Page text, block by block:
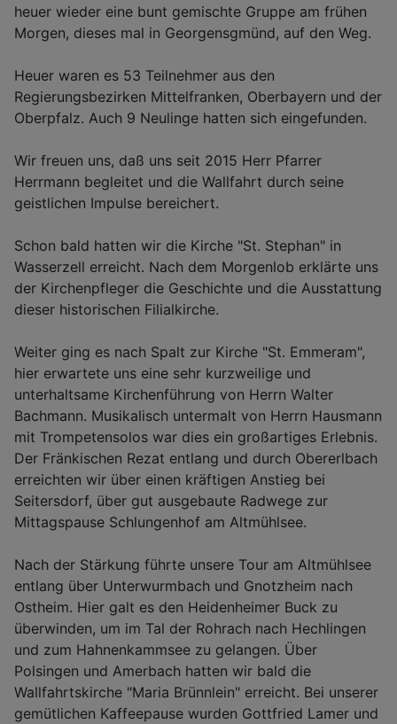
heuer wieder eine bunt gemischte Gruppe am frühen
Morgen, dieses mal in Georgensgmünd, auf den Weg.
Heuer waren es 53 Teilnehmer aus den
Regierungsbezirken Mittelfranken, Oberbayern und der
Oberpfalz. Auch 9 Neulinge hatten sich eingefunden.
Wir freuen uns, daß uns seit 2015 Herr Pfarrer
Herrmann begleitet und die Wallfahrt durch seine
geistlichen Impulse bereichert.
Schon bald hatten wir die Kirche "St. Stephan" in
Wasserzell erreicht. Nach dem Morgenlob erklärte uns
der Kirchenpfleger die Geschichte und die Ausstattung
dieser historischen Filialkirche.
Weiter ging es nach Spalt zur Kirche "St. Emmeram",
hier erwartete uns eine sehr kurzweilige und
unterhaltsame Kirchenführung von Herrn Walter
Bachmann. Musikalisch untermalt von Herrn Hausmann
mit Trompetensolos war dies ein großartiges Erlebnis.
Der Fränkischen Rezat entlang und durch Obererlbach
erreichten wir über einen kräftigen Anstieg bei
Seitersdorf, über gut ausgebaute Radwege zur
Mittagspause Schlungenhof am Altmühlsee.
Nach der Stärkung führte unsere Tour am Altmühlsee
entlang über Unterwurmbach und Gnotzheim nach
Ostheim. Hier galt es den Heidenheimer Buck zu
überwinden, um im Tal der Rohrach nach Hechlingen
und zum Hahnenkammsee zu gelangen. Über
Polsingen und Amerbach hatten wir bald die
Wallfahrtskirche "Maria Brünnlein" erreicht. Bei unserer
gemütlichen Kaffeepause wurden Gottfried Lamer und